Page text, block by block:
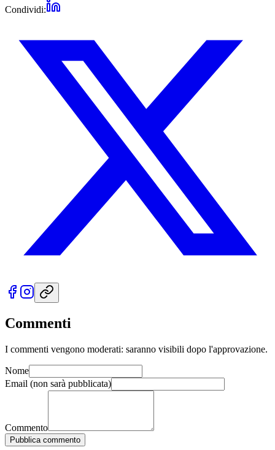
Condividi:
Commenti
I commenti vengono moderati: saranno visibili dopo l'approvazione.
Nome
Email (non sarà pubblicata)
Commento
Pubblica commento